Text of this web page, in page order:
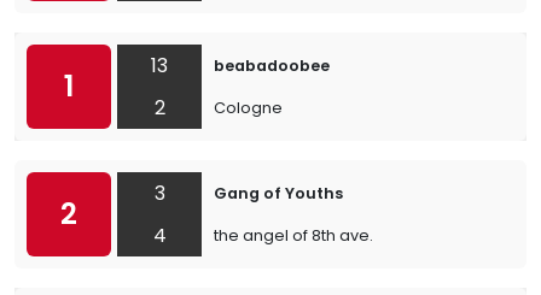
1
13
2
beabadoobee
Cologne
2
3
4
Gang of Youths
the angel of 8th ave.